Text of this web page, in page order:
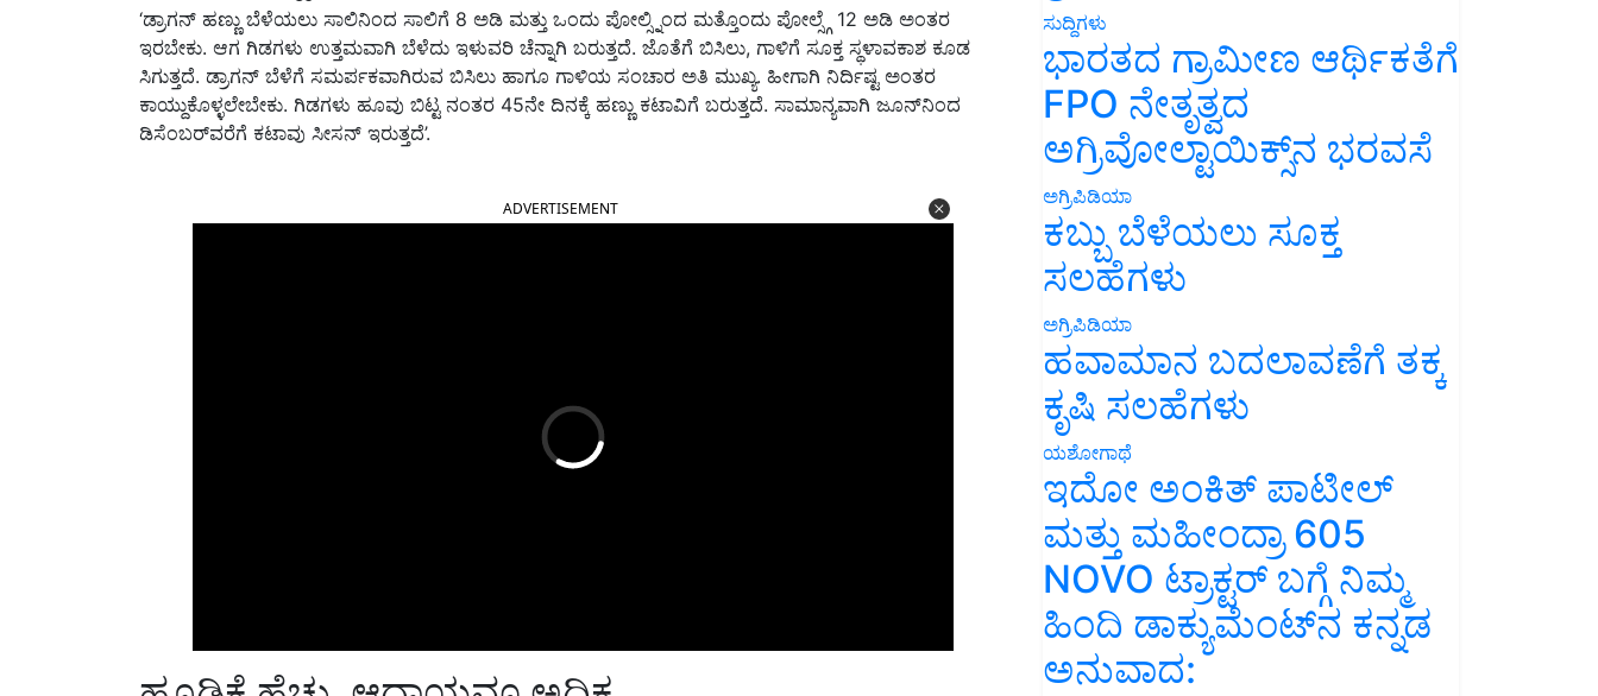
‘ಡ್ರಾಗನ್ ಹಣ್ಣು ಬೆಳೆಯಲು ಸಾಲಿನಿಂದ ಸಾಲಿಗೆ 8 ಅಡಿ ಮತ್ತು ಒಂದು ಪೋಲ್ಸ್ನಿಂದ ಮತ್ತೊಂದು ಪೋಲ್ಸ್ಗೆ 12 ಅಡಿ ಅಂತರ
ಇರಬೇಕು. ಆಗ ಗಿಡಗಳು ಉತ್ತಮವಾಗಿ ಬೆಳೆದು ಇಳುವರಿ ಚೆನ್ನಾಗಿ ಬರುತ್ತದೆ. ಜೊತೆಗೆ ಬಿಸಿಲು, ಗಾಳಿಗೆ ಸೂಕ್ತ ಸ್ಥಳಾವಕಾಶ ಕೂಡ
ಸಿಗುತ್ತದೆ. ಡ್ರಾಗನ್ ಬೆಳೆಗೆ ಸಮರ್ಪಕವಾಗಿರುವ ಬಿಸಿಲು ಹಾಗೂ ಗಾಳಿಯ ಸಂಚಾರ ಅತಿ ಮುಖ್ಯ. ಹೀಗಾಗಿ ನಿರ್ದಿಷ್ಟ ಅಂತರ
ಕಾಯ್ದುಕೊಳ್ಳಲೇಬೇಕು. ಗಿಡಗಳು ಹೂವು ಬಿಟ್ಟ ನಂತರ 45ನೇ ದಿನಕ್ಕೆ ಹಣ್ಣು ಕಟಾವಿಗೆ ಬರುತ್ತದೆ. ಸಾಮಾನ್ಯವಾಗಿ ಜೂನ್‌ನಿಂದ
ಡಿಸೆಂಬರ್‌ವರೆಗೆ ಕಟಾವು ಸೀಸನ್ ಇರುತ್ತದೆ’.
ಹೂಡಿಕೆ ಹೆಚ್ಚು, ಆದಾಯವೂ ಅಧಿಕ
ಸುದ್ದಿಗಳು
ಭಾರತದ ಗ್ರಾಮೀಣ ಆರ್ಥಿಕತೆಗೆ
FPO ನೇತೃತ್ವದ
ಅಗ್ರಿವೋಲ್ಟಾಯಿಕ್ಸ್‌ನ ಭರವಸೆ
ಅಗ್ರಿಪಿಡಿಯಾ
ಕಬ್ಬು ಬೆಳೆಯಲು ಸೂಕ್ತ
ಸಲಹೆಗಳು
ಅಗ್ರಿಪಿಡಿಯಾ
ಹವಾಮಾನ ಬದಲಾವಣೆಗೆ ತಕ್ಕ
ಕೃಷಿ ಸಲಹೆಗಳು
ಯಶೋಗಾಥೆ
ಇದೋ ಅಂಕಿತ್ ಪಾಟೀಲ್
ಮತ್ತು ಮಹೀಂದ್ರಾ 605
NOVO ಟ್ರಾಕ್ಟರ್ ಬಗ್ಗೆ ನಿಮ್ಮ
ಹಿಂದಿ ಡಾಕ್ಯುಮೆಂಟ್‌ನ ಕನ್ನಡ
ಅನುವಾದ: